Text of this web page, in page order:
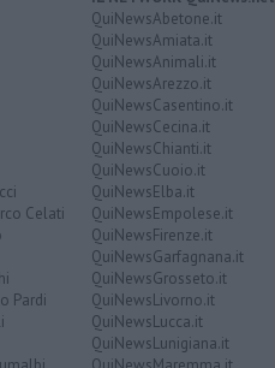
Celati
Pardi
QuiNewsAbetone.it
QuiNewsAmiata.it
QuiNewsAnimali.it
QuiNewsArezzo.it
QuiNewsCasentino.it
QuiNewsCecina.it
QuiNewsChianti.it
QuiNewsCuoio.it
QuiNewsElba.it
QuiNewsEmpolese.it
QuiNewsFirenze.it
QuiNewsGarfagnana.it
QuiNewsGrosseto.it
QuiNewsLivorno.it
QuiNewsLucca.it
QuiNewsLunigiana.it